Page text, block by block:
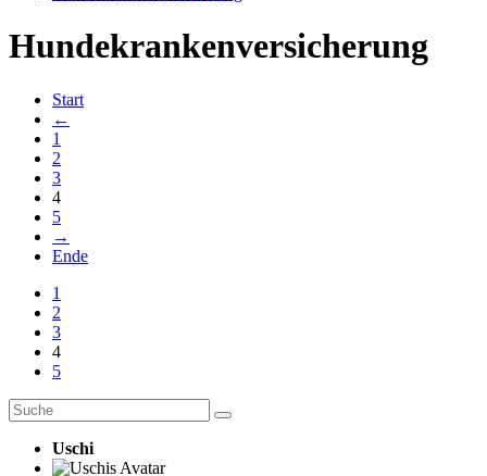
Hundekrankenversicherung
Start
←
1
2
3
4
5
→
Ende
1
2
3
4
5
Uschi